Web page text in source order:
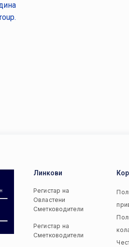
Линкови
Регистар на
Овластени
Сметководители
Регистар на
Сметководители